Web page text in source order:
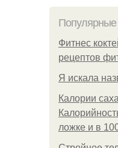
Фитнес
рецептов
Я искала
Калории
ложке и в